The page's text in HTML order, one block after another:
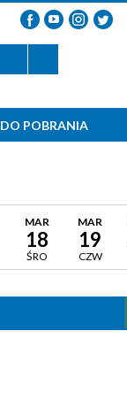
DO POBRANIA
MAR
18
ŚRO
MAR
19
CZW